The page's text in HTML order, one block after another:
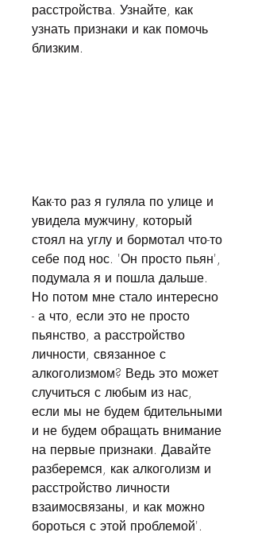
расстройства. Узнайте, как
узнать признаки и как помочь
близким.
Как-то раз я гуляла по улице и
увидела мужчину, который
стоял на углу и бормотал что-то
себе под нос. 'Он просто пьян',
подумала я и пошла дальше.
Но потом мне стало интересно
- а что, если это не просто
пьянство, а расстройство
личности, связанное с
алкоголизмом? Ведь это может
случиться с любым из нас,
если мы не будем бдительными
и не будем обращать внимание
на первые признаки. Давайте
разберемся, как алкоголизм и
расстройство личности
взаимосвязаны, и как можно
бороться с этой проблемой'.